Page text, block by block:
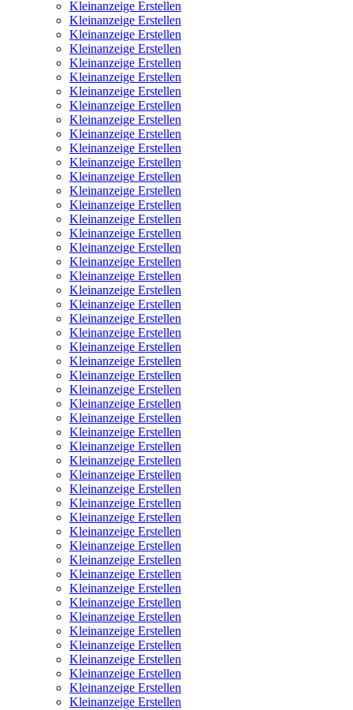
Kleinanzeige Erstellen
Kleinanzeige Erstellen
Kleinanzeige Erstellen
Kleinanzeige Erstellen
Kleinanzeige Erstellen
Kleinanzeige Erstellen
Kleinanzeige Erstellen
Kleinanzeige Erstellen
Kleinanzeige Erstellen
Kleinanzeige Erstellen
Kleinanzeige Erstellen
Kleinanzeige Erstellen
Kleinanzeige Erstellen
Kleinanzeige Erstellen
Kleinanzeige Erstellen
Kleinanzeige Erstellen
Kleinanzeige Erstellen
Kleinanzeige Erstellen
Kleinanzeige Erstellen
Kleinanzeige Erstellen
Kleinanzeige Erstellen
Kleinanzeige Erstellen
Kleinanzeige Erstellen
Kleinanzeige Erstellen
Kleinanzeige Erstellen
Kleinanzeige Erstellen
Kleinanzeige Erstellen
Kleinanzeige Erstellen
Kleinanzeige Erstellen
Kleinanzeige Erstellen
Kleinanzeige Erstellen
Kleinanzeige Erstellen
Kleinanzeige Erstellen
Kleinanzeige Erstellen
Kleinanzeige Erstellen
Kleinanzeige Erstellen
Kleinanzeige Erstellen
Kleinanzeige Erstellen
Kleinanzeige Erstellen
Kleinanzeige Erstellen
Kleinanzeige Erstellen
Kleinanzeige Erstellen
Kleinanzeige Erstellen
Kleinanzeige Erstellen
Kleinanzeige Erstellen
Kleinanzeige Erstellen
Kleinanzeige Erstellen
Kleinanzeige Erstellen
Kleinanzeige Erstellen
Kleinanzeige Erstellen